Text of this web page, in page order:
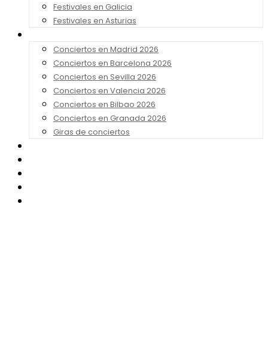
Festivales en Galicia
Festivales en Asturias
Conciertos en Madrid 2026
Conciertos en Barcelona 2026
Conciertos en Sevilla 2026
Conciertos en Valencia 2026
Conciertos en Bilbao 2026
Conciertos en Granada 2026
Giras de conciertos